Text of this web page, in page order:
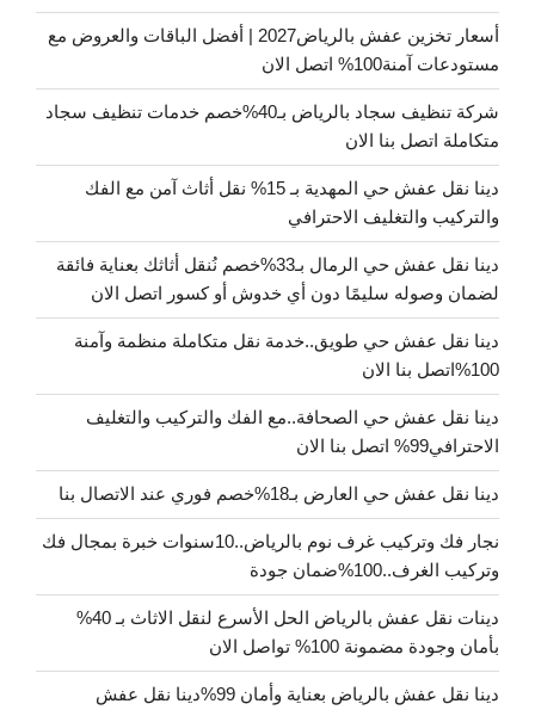
أسعار تخزين عفش بالرياض2027 | أفضل الباقات والعروض مع
مستودعات آمنة100% اتصل الان
شركة تنظيف سجاد بالرياض بـ40%خصم خدمات تنظيف سجاد
متكاملة اتصل بنا الان
دينا نقل عفش حي المهدية بـ 15% نقل أثاث آمن مع الفك
والتركيب والتغليف الاحترافي
دينا نقل عفش حي الرمال بـ33%خصم نُنقل أثاثك بعناية فائقة
لضمان وصوله سليمًا دون أي خدوش أو كسور اتصل الان
دينا نقل عفش حي طويق..خدمة نقل متكاملة منظمة وآمنة
100%اتصل بنا الان
دينا نقل عفش حي الصحافة..مع الفك والتركيب والتغليف
الاحترافي99% اتصل بنا الان
دينا نقل عفش حي العارض بـ18%خصم فوري عند الاتصال بنا
نجار فك وتركيب غرف نوم بالرياض..10سنوات خبرة بمجال فك
وتركيب الغرف..100%ضمان جودة
دينات نقل عفش بالرياض الحل الأسرع لنقل الاثاث بـ 40%
بأمان وجودة مضمونة 100% تواصل الان
دينا نقل عفش بالرياض بعناية وأمان 99%دينا نقل عفش